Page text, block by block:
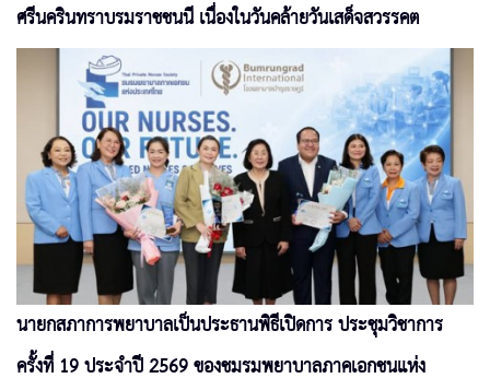
ศรีนครินทราบรมราชชนนี เนื่องในวันคล้ายวันเสด็จสวรรคต
นายกสภาการพยาบาลเป็นประธานพิธีเปิดการ ประชุมวิชาการ
ครั้งที่ 19 ประจำปี 2569 ของชมรมพยาบาลภาคเอกชนแห่ง